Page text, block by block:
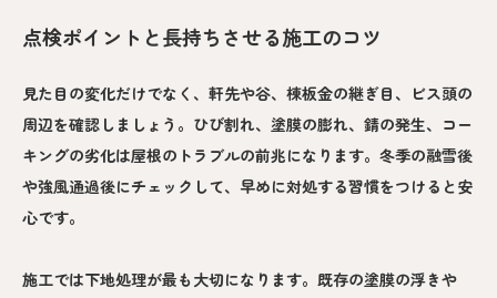
点検ポイントと長持ちさせる施工のコツ
見た目の変化だけでなく、軒先や谷、棟板金の継ぎ目、ビス頭の
周辺を確認しましょう。ひび割れ、塗膜の膨れ、錆の発生、コー
キングの劣化は屋根のトラブルの前兆になります。冬季の融雪後
や強風通過後にチェックして、早めに対処する習慣をつけると安
心です。
施工では下地処理が最も大切になります。既存の塗膜の浮きや